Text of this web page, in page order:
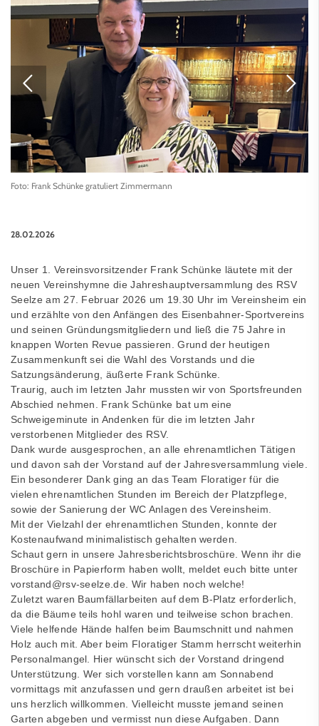
Foto: Frank Schünke gratuliert Zimmermann
28.02.2026
Unser 1. Vereinsvorsitzender Frank Schünke läutete mit der
neuen Vereinshymne die Jahreshauptversammlung des RSV
Seelze am 27. Februar 2026 um 19.30 Uhr im Vereinsheim ein
und erzählte von den Anfängen des Eisenbahner-Sportvereins
und seinen Gründungsmitgliedern und ließ die 75 Jahre in
knappen Worten Revue passieren. Grund der heutigen
Zusammenkunft sei die Wahl des Vorstands und die
Satzungsänderung, äußerte Frank Schünke.
Traurig, auch im letzten Jahr mussten wir von Sportsfreunden
Abschied nehmen. Frank Schünke bat um eine
Schweigeminute in Andenken für die im letzten Jahr
verstorbenen Mitglieder des RSV.
Dank wurde ausgesprochen, an alle ehrenamtlichen Tätigen
und davon sah der Vorstand auf der Jahresversammlung viele.
Ein besonderer Dank ging an das Team Floratiger für die
vielen ehrenamtlichen Stunden im Bereich der Platzpflege,
sowie der Sanierung der WC Anlagen des Vereinsheim.
Mit der Vielzahl der ehrenamtlichen Stunden, konnte der
Kostenaufwand minimalistisch gehalten werden.
Schaut gern in unsere Jahresberichtsbroschüre. Wenn ihr die
Broschüre in Papierform haben wollt, meldet euch bitte unter
vorstand@rsv-seelze.de. Wir haben noch welche!
Zuletzt waren Baumfällarbeiten auf dem B-Platz erforderlich,
da die Bäume teils hohl waren und teilweise schon brachen.
Viele helfende Hände halfen beim Baumschnitt und nahmen
Holz auch mit. Aber beim Floratiger Stamm herrscht weiterhin
Personalmangel. Hier wünscht sich der Vorstand dringend
Unterstützung. Wer sich vorstellen kann am Sonnabend
vormittags mit anzufassen und gern draußen arbeitet ist bei
uns herzlich willkommen. Vielleicht musste jemand seinen
Garten abgeben und vermisst nun diese Aufgaben. Dann